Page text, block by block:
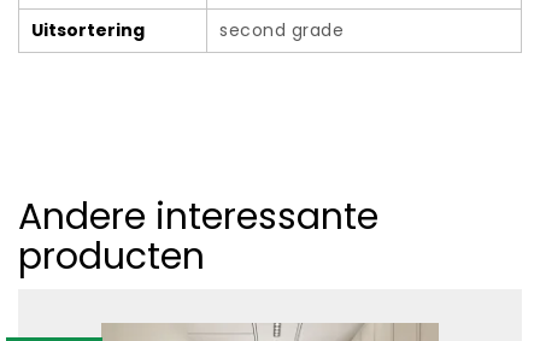
Uitsortering
second grade
Andere interessante
producten